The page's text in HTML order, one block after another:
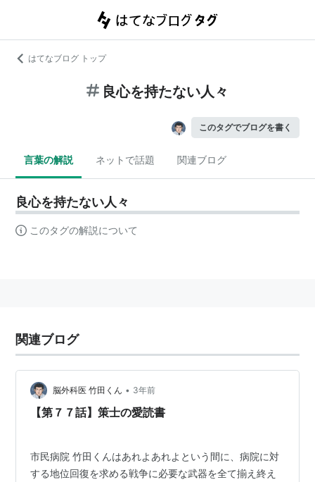
はてなブログ トップ
良心を持たない人々
このタグでブログを書く
言葉の解説 ネットで話題 関連ブログ
良心を持たない人々
このタグの解説について
関連ブログ
脳外科医 竹田くん • 3年前
【第７７話】策士の愛読書
市民病院 竹田くんはあれよあれよという間に、病院に対
する地位回復を求める戦争に必要な武器を全て揃え終え